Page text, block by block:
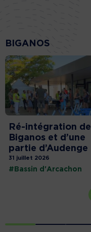
BIGANOS
Ré-intégration de
Biganos et d’une
partie d’Audenge
31 juillet 2026
#Bassin d'Arcachon